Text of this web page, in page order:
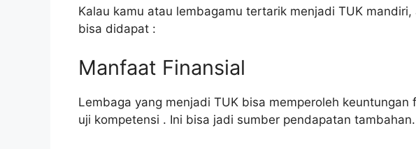
Kalau kamu atau lembagamu tertarik menjadi TUK
bisa didapat :
Manfaat Finansial
Lembaga yang menjadi TUK bisa memperoleh keuntungan
uji kompetensi . Ini bisa jadi sumber pendapatan tambahan.